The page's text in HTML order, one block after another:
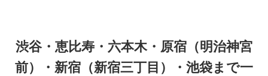
渋谷・恵比寿・六本木・原宿（明治神宮
前）・新宿（新宿三丁目）・池袋まで一